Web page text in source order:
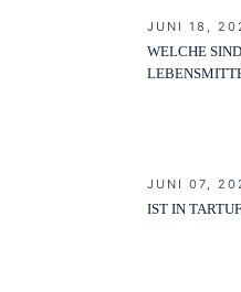
JUNI 18,
WELCHE
JUNI 07,
IST IN